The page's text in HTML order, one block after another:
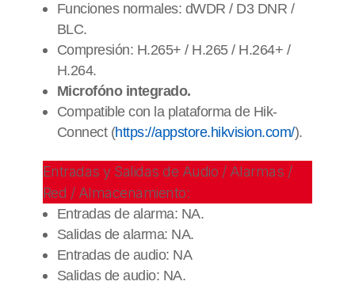
Funciones normales: dWDR / D3 DNR /
BLC.
Compresión: H.265+ / H.265 / H.264+ /
H.264.
Microfóno integrado.
Compatible con la plataforma de Hik-
Connect (https://appstore.hikvision.com/).
Entradas y Salidas de Audio / Alarmas /
Red / Almacenamiento:
Entradas de alarma: NA.
Salidas de alarma: NA.
Entradas de audio: NA
Salidas de audio: NA.